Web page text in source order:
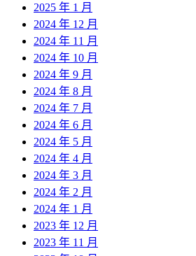
2025 年 1 月
2024 年 12 月
2024 年 11 月
2024 年 10 月
2024 年 9 月
2024 年 8 月
2024 年 7 月
2024 年 6 月
2024 年 5 月
2024 年 4 月
2024 年 3 月
2024 年 2 月
2024 年 1 月
2023 年 12 月
2023 年 11 月